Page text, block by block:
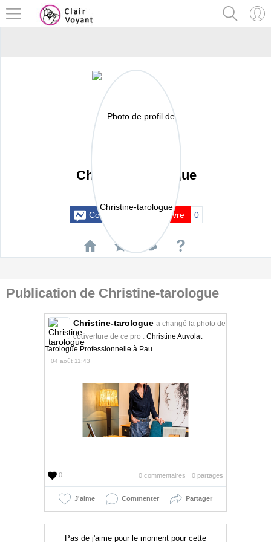
Christine-tarologue
Contacter Suivre 0
Publication de Christine-tarologue
Christine-tarologue a changé la photo de
couverture de ce pro : Christine Auvolat
Tarologue Professionnelle à Pau
04 août 11:43
0 0 partages
0 commentaires
J'aime Commenter Partager
Pas de j'aime pour le moment pour cette